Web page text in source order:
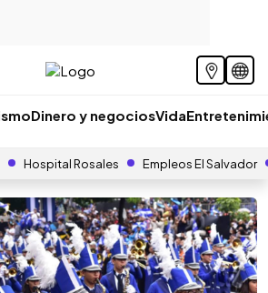
Dinero y negociosVida
Hospital Rosales Empleos El Salvador